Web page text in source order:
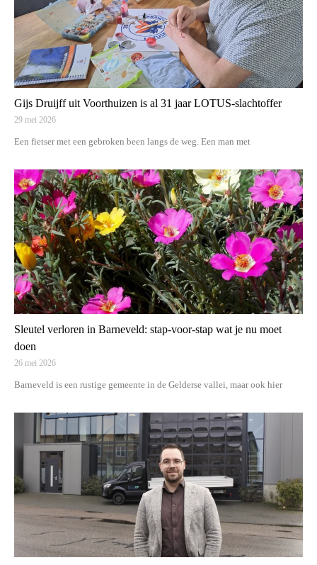
Gijs Druijff uit Voorthuizen is al 31 jaar LOTUS-slachtoffer
29 mei 2026
Een fietser met een gebroken been langs de weg. Een man met
Sleutel verloren in Barneveld: stap-voor-stap wat je nu moet
doen
26 mei 2026
Barneveld is een rustige gemeente in de Gelderse vallei, maar ook hier